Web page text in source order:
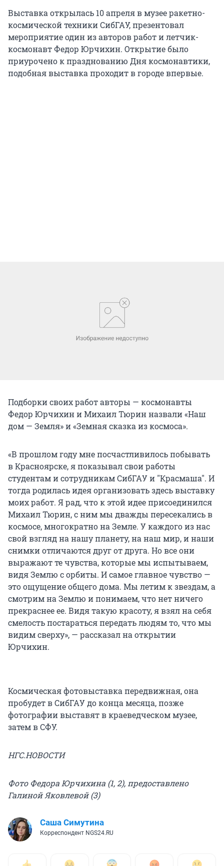
Выставка открылась 10 апреля в музее ракетно-
космической техники СибГАУ, презентовал
мероприятие один из авторов работ и летчик-
космонавт Федор Юрчихин. Открытие было
приурочено к празднованию Дня космонавтики,
подобная выставка проходит в городе впервые.
Подборки своих работ авторы — космонавты
Федор Юрчихин и Михаил Тюрин назвали «Наш
дом — Земля» и «Земная сказка из космоса».
«В прошлом году мне посчастливилось побывать
в Красноярске, я показывал свои работы
студентам и сотрудникам СибГАУ и "Красмаша". И
тогда родилась идея организовать здесь выставку
моих работ. Я рад, что к этой идее присоединился
Михаил Тюрин, с ним мы дважды пересекались в
космосе, многократно на Земле. У каждого из нас
свой взгляд на нашу планету, на наш мир, и наши
снимки отличаются друг от друга. Но все они
выражают те чувства, которые мы испытываем,
видя Землю с орбиты. И самое главное чувство —
это ощущение общего дома. Мы летим к звездам, а
смотрим на Землю и понимаем, что нет ничего
прекраснее ее. Видя такую красоту, я взял на себя
смелость постараться передать людям то, что мы
видим сверху», — рассказал на открытии
Юрчихин.
Космическая фотовыставка передвижная, она
пробудет в СибГАУ до конца месяца, позже
фотографии выставят в краеведческом музее,
затем в СФУ.
НГС.НОВОСТИ
Фото Федора Юрчихина (1, 2), предоставлено
Галиной Яковлевой (3)
Саша Симутина
Корреспондент NGS24.RU